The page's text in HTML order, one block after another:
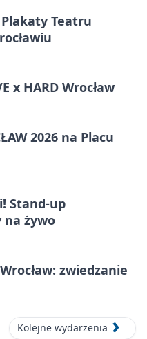
Teatru
x HARD Wrocław
2026 na Placu
Stand-up
na żywo
zwiedzanie
Kolejne wydarzenia